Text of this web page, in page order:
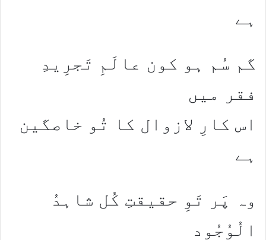
ہے
گم سُم ہو کون عالَمِ تَجرِیدِ
فقر میں
اس کارِ لازوال کا تُو خاصگین
ہے
وہ پَر تَوِ حقیقتِ کُل شاہدُ
الُوُجُود